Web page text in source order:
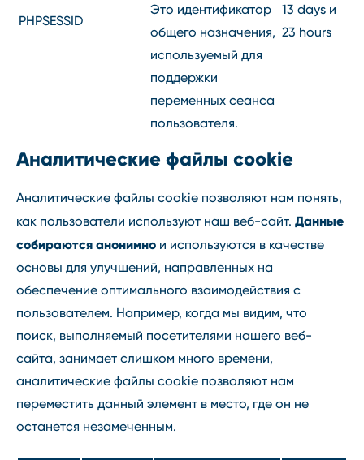
PHPSESSID
Это идентификатор
общего назначения,
используемый для
поддержки
переменных сеанса
пользователя.
13 days и
23 hours
Аналитические файлы cookie
Аналитические файлы cookie позволяют нам понять,
как пользователи используют наш веб-сайт. Данные
собираются анонимно и используются в качестве
основы для улучшений, направленных на
обеспечение оптимального взаимодействия с
пользователем. Например, когда мы видим, что
поиск, выполняемый посетителями нашего веб-
сайта, занимает слишком много времени,
аналитические файлы cookie позволяют нам
переместить данный элемент в место, где он не
останется незамеченным.